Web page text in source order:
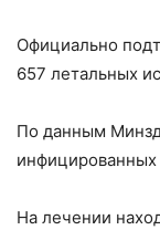
Официально
657 летальных
По данным
инфицированных
На лечении